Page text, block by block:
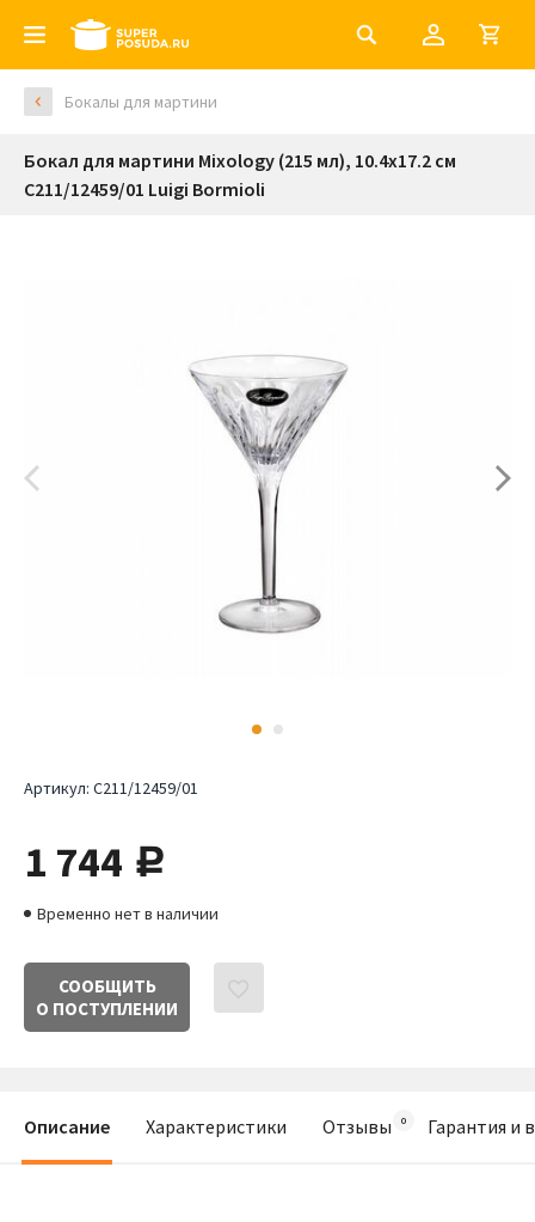
Бокалы для мартини
Бокал для мартини Mixology (215 мл), 10.4х17.2 см
С211/12459/01 Luigi Bormioli
Артикул: С211/12459/01
1 744 руб.
Временно нет в наличии
СООБЩИТЬ
О ПОСТУПЛЕНИИ
Описание Характеристики Отзывы Гарантия и